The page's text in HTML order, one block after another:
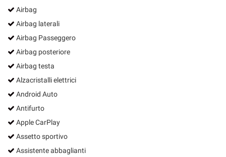
Airbag
Airbag laterali
Airbag Passeggero
Airbag posteriore
Airbag testa
Alzacristalli elettrici
Android Auto
Antifurto
Apple CarPlay
Assetto sportivo
Assistente abbaglianti